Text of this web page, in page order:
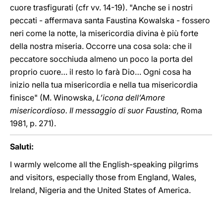
cuore trasfigurati (cfr vv. 14-19). "Anche se i nostri
peccati - affermava santa Faustina Kowalska - fossero
neri come la notte, la misericordia divina è più forte
della nostra miseria. Occorre una cosa sola: che il
peccatore socchiuda almeno un poco la porta del
proprio cuore… il resto lo farà Dio… Ogni cosa ha
inizio nella tua misericordia e nella tua misericordia
finisce" (M. Winowska, L’icona dell’Amore
misericordioso. Il messaggio di suor Faustina, Roma
1981, p. 271).
Saluti:
I warmly welcome all the English-speaking pilgrims
and visitors, especially those from England, Wales,
Ireland, Nigeria and the United States of America.